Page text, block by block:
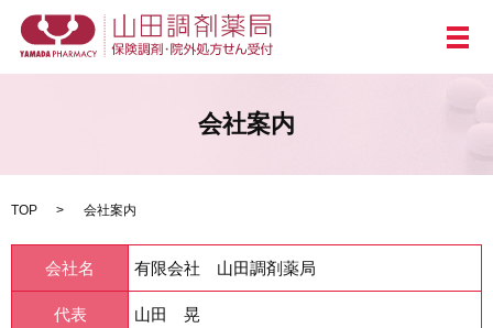
メ
会社案内
TOP 会社案内
会社名 有限会社 山田調剤薬局
代表 山田 晃